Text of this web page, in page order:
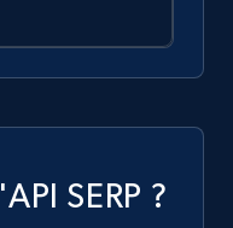
SERP ?